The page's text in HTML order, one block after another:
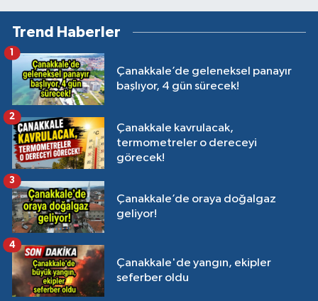
Trend Haberler
Çanakkale’de geleneksel panayır
başlıyor, 4 gün sürecek!
1
Çanakkale kavrulacak,
termometreler o dereceyi
görecek!
2
Çanakkale’de oraya doğalgaz
geliyor!
3
Çanakkale'de yangın, ekipler
seferber oldu
4